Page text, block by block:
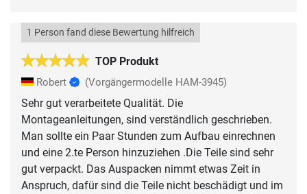
TOP Produkt
1 Person fand diese Bewertung hilfreich
Robert (Vorgängermodelle HAM-3945)
Sehr gut verarbeitete Qualität. Die
Montageanleitungen, sind verständlich geschrieben.
Man sollte ein Paar Stunden zum Aufbau einrechnen
und eine 2.te Person hinzuziehen .Die Teile sind sehr
gut verpackt. Das Auspacken nimmt etwas Zeit in
Anspruch, dafür sind die Teile nicht beschädigt und im